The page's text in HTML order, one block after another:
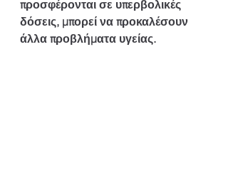
προσφέρονται σε υπερβολικές
δόσεις, μπορεί να προκαλέσουν
άλλα προβλήματα υγείας.